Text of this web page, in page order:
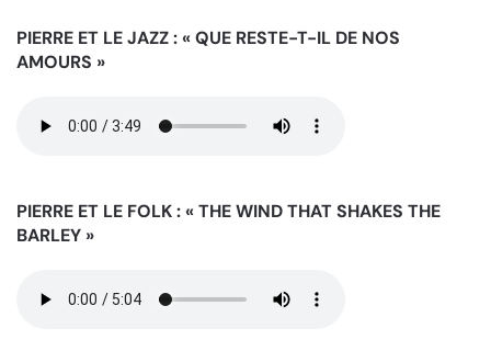
PIERRE ET LE JAZZ : « QUE RESTE-T-IL DE NOS
AMOURS »
PIERRE ET LE FOLK : « THE WIND THAT SHAKES THE
BARLEY »